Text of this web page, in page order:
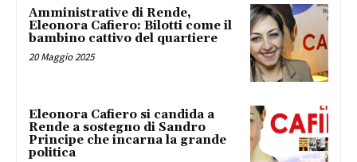
Amministrative di Rende,
Eleonora Cafiero: Bilotti come il
bambino cattivo del quartiere
20 Maggio 2025
Eleonora Cafiero si candida a
Rende a sostegno di Sandro
Principe che incarna la grande
politica